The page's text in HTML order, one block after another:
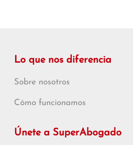
Lo que nos diferencia
Sobre nosotros
Cómo funcionamos
Únete a SuperAbogado